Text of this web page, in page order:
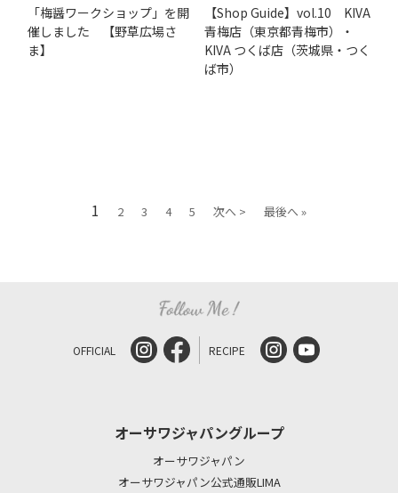
「梅醤ワークショップ」を開
催しました 【野草広場さ
ま】
【Shop Guide】vol.10 KIVA
青梅店（東京都青梅市）・
KIVA つくば店（茨城県・つく
ば市）
1 2 3 4 5 次へ > 最後へ »
OFFICIAL RECIPE
オーサワジャパングループ
オーサワジャパン
オーサワジャパン公式通販LIMA